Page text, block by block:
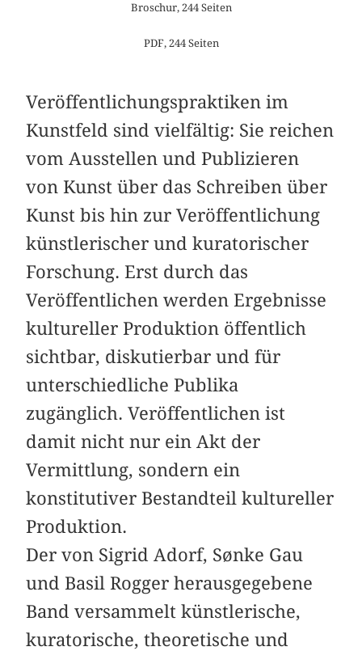
Broschur, 244 Seiten
PDF, 244 Seiten
Veröffentlichungspraktiken im
Kunstfeld sind vielfältig: Sie reichen
vom Ausstellen und Publizieren
von Kunst über das Schreiben über
Kunst bis hin zur Veröffentlichung
künstlerischer und kuratorischer
Forschung. Erst durch das
Veröffentlichen werden Ergebnisse
kultureller Produktion öffentlich
sichtbar, diskutierbar und für
unterschiedliche Publika
zugänglich. Veröffentlichen ist
damit nicht nur ein Akt der
Vermittlung, sondern ein
konstitutiver Bestandteil kultureller
Produktion.
Der von Sigrid Adorf, Sønke Gau
und Basil Rogger herausgegebene
Band versammelt künstlerische,
kuratorische, theoretische und